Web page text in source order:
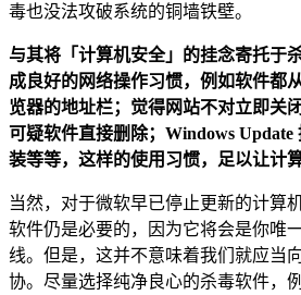
毒也没法攻破系统的铜墙铁壁。
与其将「计算机安全」的挂念寄托于
成良好的网络操作习惯，例如软件都
览器的地址栏；觉得网站不对立即关
可疑软件直接删除；Windows
装等等，这样的使用习惯，足以让计
当然，对于微软早已停止更新的计算
软件仍是必要的，因为它将会是你唯
线。但是，这并不意味着我们就应当
协。尽量选择纯净良心的杀毒软件，